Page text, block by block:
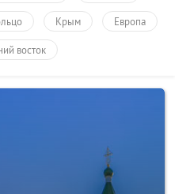
Крым Европа
восток